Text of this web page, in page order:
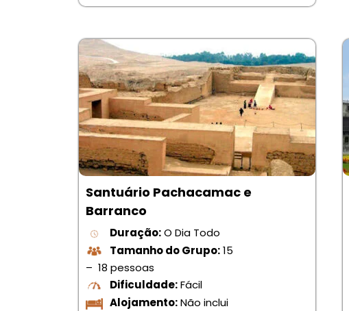
Santuário Pachacamac e
Barranco
Duração:O Dia Todo
Tamanho do Grupo:15
– 18 pessoas
Dificuldade:Fácil
Alojamento:Não inclui